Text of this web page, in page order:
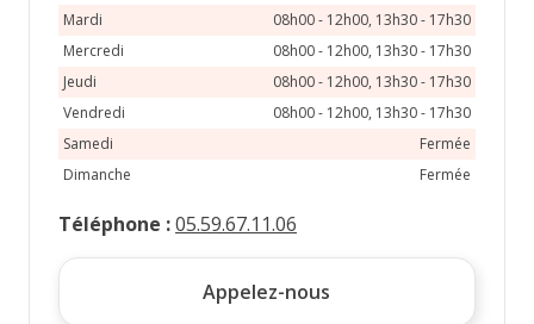
Mardi
08h00 - 12h00, 13h30 - 17h30
Mercredi
08h00 - 12h00, 13h30 - 17h30
Jeudi
08h00 - 12h00, 13h30 - 17h30
Vendredi
08h00 - 12h00, 13h30 - 17h30
Samedi
Fermée
Dimanche
Fermée
Téléphone :05.59.67.11.06
Appelez-nous